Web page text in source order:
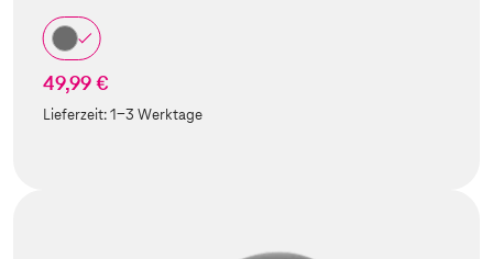
49,99 €
Lieferzeit:1-3 Werktage